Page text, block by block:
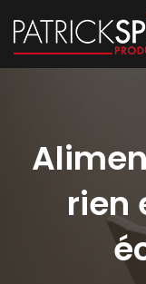
rien